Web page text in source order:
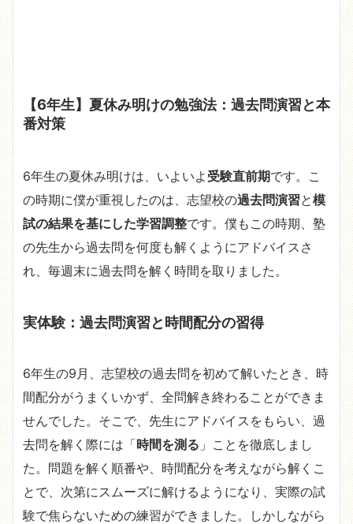
【6年生】夏休み明けの勉強法：過去問演習と本
番対策
6年生の夏休み明けは、いよいよ 受験直前期です。こ
の時期に僕が重視したのは、志望校の過去問演習と模
試の結果を基にした学習調整です。僕もこの時期、塾
の先生から過去問を何度も解くようにアドバイスさ
れ、毎週末に過去問を解く時間を取りました。
実体験：過去問演習と時間配分の習得
6年生の9月、志望校の過去問を初めて解いたとき、時
間配分がうまくいかず、全問解き終わることができま
せんでした。そこで、先生にアドバイスをもらい、過
去問を解く際には「時間を測る 」ことを徹底しまし
た。問題を解く順番や、時間配分を考えながら解くこ
とで、次第にスムーズに解けるようになり、実際の試
験で焦らないための練習ができました。しかしながら